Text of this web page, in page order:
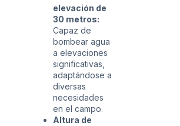
elevación de
30 metros:
Capaz de
bombear agua
a elevaciones
significativas,
adaptándose a
diversas
necesidades
en el campo.
Altura de